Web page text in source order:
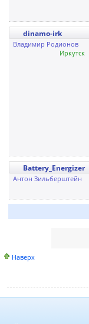
dinamo-irk
Владимир Родионов
Иркутск
Battery_Energizer
Антон Зильберштейн
Наверх